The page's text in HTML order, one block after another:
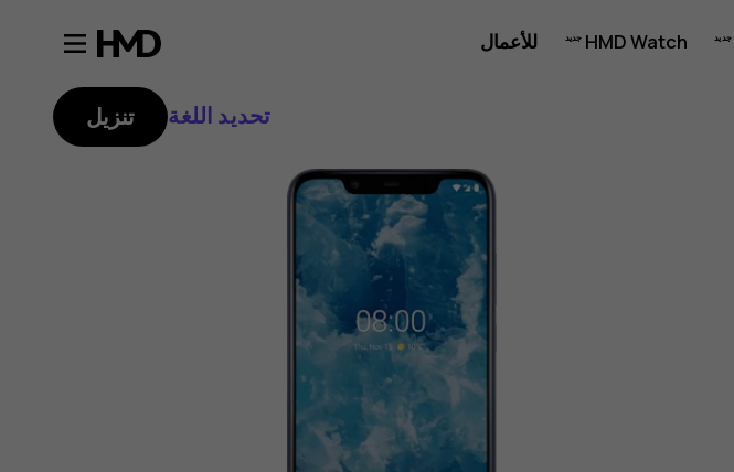
HMD Watch
للأعمال
تحديد اللغة تنزيل